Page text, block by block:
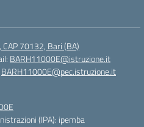
70132, Bari (BA)
BARH11000E@istruzione.it
BARH11000E@pec.istruzione.it
(IPA): ipemba